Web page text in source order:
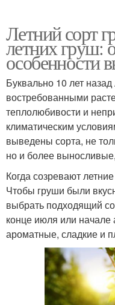
Летний сорт
летних груш:
особенности
Буквально 10 лет
востребованными
теплолюбивости и
климатическим
выведены сорта, не
но и более
Когда созревают
Чтобы груши были
выбрать подходящий
конце июля или начале
ароматные, сладкие и